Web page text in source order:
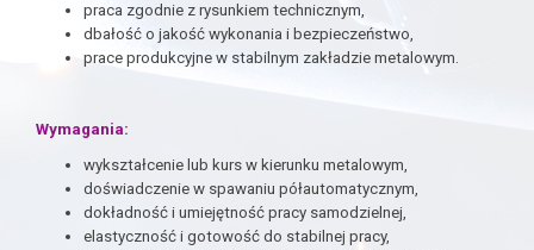
praca zgodnie z rysunkiem technicznym,
dbałość o jakość wykonania i bezpieczeństwo,
prace produkcyjne w stabilnym zakładzie metalowym.
Wymagania:
wykształcenie lub kurs w kierunku metalowym,
doświadczenie w spawaniu półautomatycznym,
dokładność i umiejętność pracy samodzielnej,
elastyczność i gotowość do stabilnej pracy,